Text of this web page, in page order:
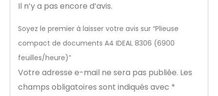
Il n’y a pas encore d’avis.
Soyez le premier à laisser votre avis sur “Plieuse
compact de documents A4 IDEAL 8306 (6900
feuilles/heure)”
Votre adresse e-mail ne sera pas publiée. Les
champs obligatoires sont indiqués avec *